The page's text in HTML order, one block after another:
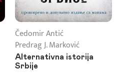
Čedomir Antić
Predrag J. Marković
Alternativna istorija
Srbije